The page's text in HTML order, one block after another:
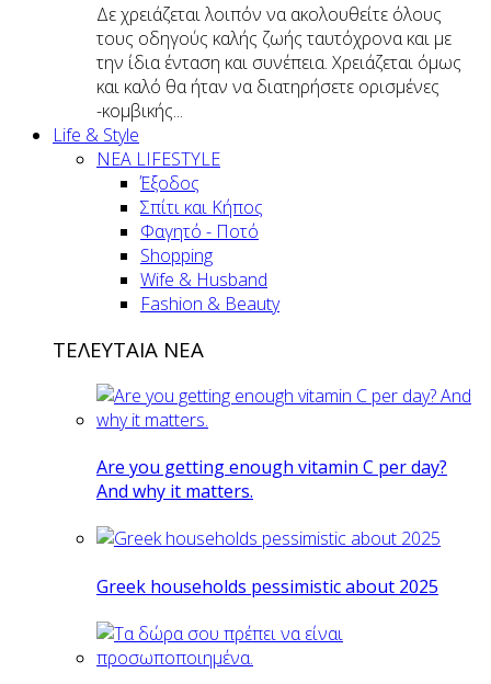
Δε χρειάζεται λοιπόν να ακολουθείτε όλους
τους οδηγούς καλής ζωής ταυτόχρονα και με
την ίδια ένταση και συνέπεια. Χρειάζεται όμως
και καλό θα ήταν να διατηρήσετε ορισμένες
-κομβικής...
Life & Style
ΝΕΑ LIFESTYLE
Έξοδος
Σπίτι και Κήπος
Φαγητό - Ποτό
Shopping
Wife & Husband
Fashion & Beauty
ΤΕΛΕΥΤΑΙΑ ΝΕΑ
Are you getting enough vitamin C per day?
And why it matters.
Greek households pessimistic about 2025